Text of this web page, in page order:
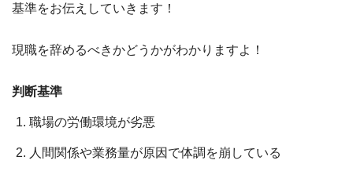
基準をお伝えしていきます！
現職を辞めるべきかどうかがわかりますよ！
判断基準
職場の労働環境が劣悪
人間関係や業務量が原因で体調を崩している